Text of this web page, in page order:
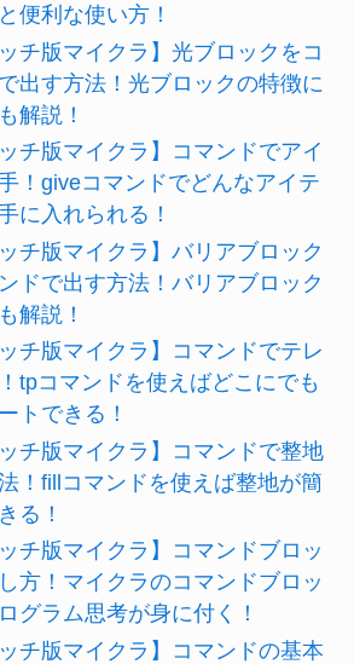
便利な使い方！
ッチ版マイクラ】光ブロックをコ
出す方法！光ブロックの特徴に
解説！
ッチ版マイクラ】コマンドでアイ
！giveコマンドでどんなアイテ
に入れられる！
ッチ版マイクラ】バリアブロック
ドで出す方法！バリアブロック
解説！
ッチ版マイクラ】コマンドでテレ
tpコマンドを使えばどこにでも
トできる！
ッチ版マイクラ】コマンドで整地
！fillコマンドを使えば整地が簡
る！
ッチ版マイクラ】コマンドブロッ
方！マイクラのコマンドブロッ
グラム思考が身に付く！
ッチ版マイクラ】コマンドの基本